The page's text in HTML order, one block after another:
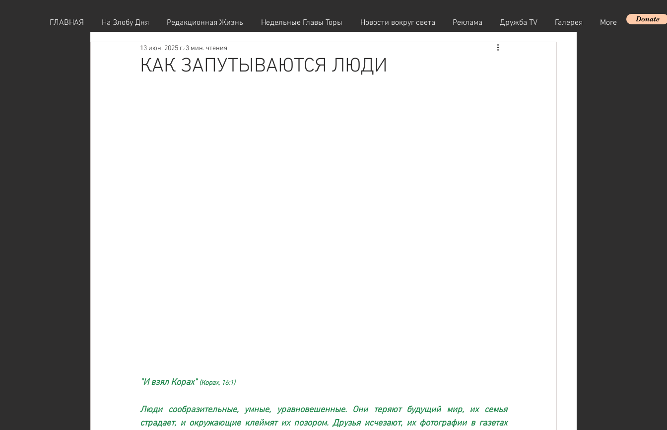
ГЛАВНАЯ На Злобу Дня Редакционная Жизнь Недельные Главы Торы Новости вокруг света Реклама Дружба TV Галерея More Donate
КАК ЗАПУТЫВАЮТСЯ ЛЮДИ
13 июн. 2025 г. 3 мин. чтения
"И взял Корах" (Корах, 16:1)
Люди сообразительные, умные, уравновешенные. Они теряют будущий мир, их семья
страдает, и окружающие клеймят их позором. Друзья исчезают, их фотографии в газетах